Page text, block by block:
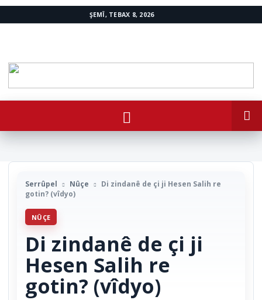
ŞEMÎ, TEBAX 8, 2026
Serrûpel Nûçe
Di zindanê de çi ji Hesen Salih re
gotin? (vîdyo)
NÛÇE
Di zindanê de çi ji
Hesen Salih re
gotin? (vîdyo)